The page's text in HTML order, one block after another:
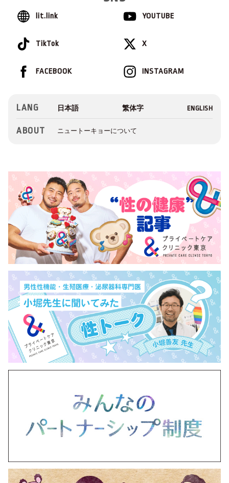
lit.link YOUTUBE
TikTok X
INSTAGRAM
FACEBOOK
LANG
ABOUT ニュートーキョーについて